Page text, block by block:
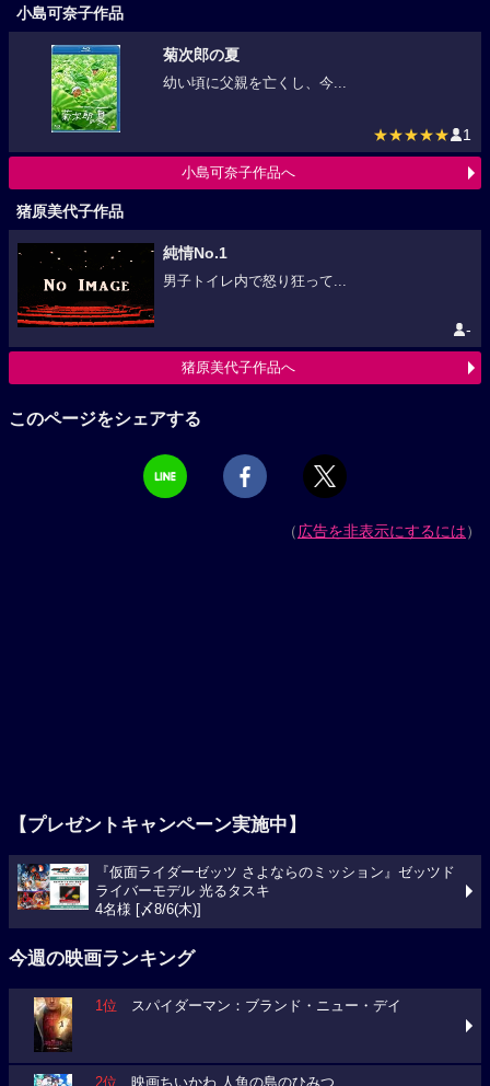
小島可奈子作品
菊次郎の夏
幼い頃に父親を亡くし、今...
★★★★★ 1
小島可奈子作品へ
猪原美代子作品
純情No.1
男子トイレ内で怒り狂って...
-
猪原美代子作品へ
このページをシェアする
（広告を非表示にするには）
【プレゼントキャンペーン実施中】
『仮面ライダーゼッツ さよならのミッション』ゼッツド
ライバーモデル 光るタスキ
4名様 [〆8/6(木)]
今週の映画ランキング
1位 スパイダーマン：ブランド・ニュー・デイ
2位 映画ちいかわ 人魚の島のひみつ